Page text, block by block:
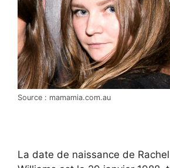
Source : mamamia.com.au
La date de naissance de